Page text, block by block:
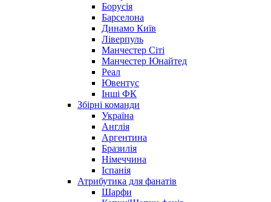
Борусія
Барселона
Динамо Київ
Ліверпуль
Манчестер Сіті
Манчестер Юнайтед
Реал
Ювентус
Інші ФК
Збірні команди
Україна
Англія
Аргентина
Бразилія
Німеччина
Іспанія
Атрибутика для фанатів
Шарфи